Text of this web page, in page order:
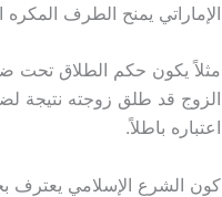
الإماراتي يمنح الطرف
مثلاً يكون حكم الطلاق تحت
الزوج قد طلق زوجته نتيجة
اعتباره باطلاً.
كون الشرع الإسلامي يعترف